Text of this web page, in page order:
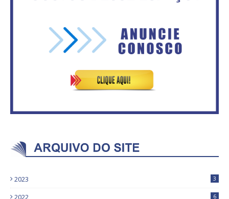
IFB abre inscrições para mais de
fazendo o dever de casa, disse
Bolsonaro sobre Previdência
2023 3
2022 6